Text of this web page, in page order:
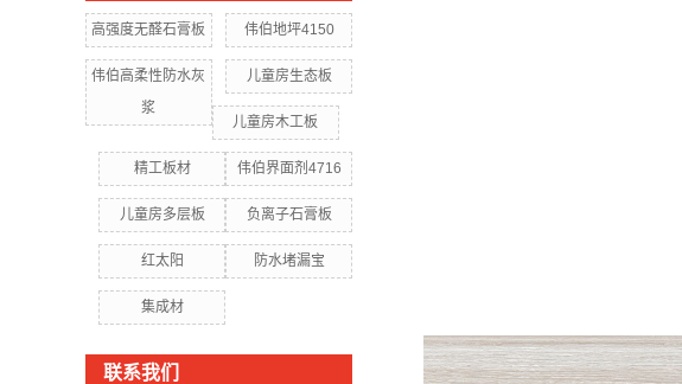
高强度无醛石膏板 伟伯地坪4150
伟伯高柔性防水灰
浆
儿童房生态板
儿童房木工板
精工板材 伟伯界面剂4716
儿童房多层板 负离子石膏板
红太阳 防水堵漏宝
集成材
联系我们